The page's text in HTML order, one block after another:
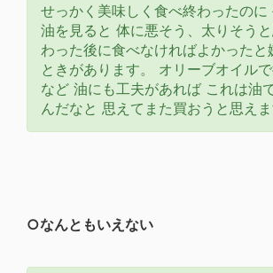
せっかく美味しく食べ終わったのに
油を見ると 体に悪そう、太りそう
わった後に食べなければよかったと
ときがあります。 オリーブオイル
など 油にも工夫があれば これは油
んだなと 思えてまた買おうと思えま
○なんともいえない